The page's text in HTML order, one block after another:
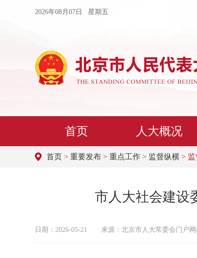
2026年08月07日 星期五
首页 人大概况
首页 > 重要发布 > 重点工作 > 监督纵横 >
市人大社会建设
日期：2026-05-21 来源：北京市人大常委会门户